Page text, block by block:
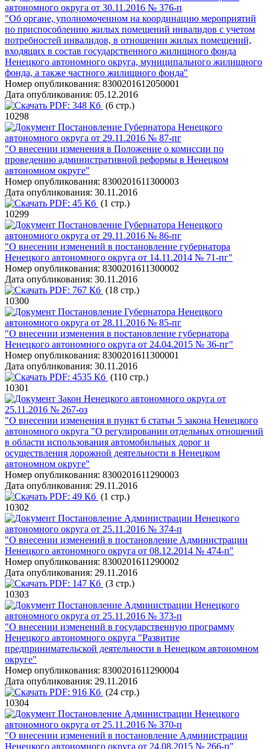
автономного округа от 30.11.2016 № 376-п
"Об органе, уполномоченном на координацию мероприятий
по приспособлению жилых помещений инвалидов с учетом
потребностей инвалидов, в отношении жилых помещений,
входящих в состав государственного жилищного фонда
Ненецкого автономного округа, муниципального жилищного
фонда, а также частного жилищного фонда"
Номер опубликования: 8300201612050001
Дата опубликования: 05.12.2016
PDF: 348 Кб (6 стр.)
10298
Постановление Губернатора Ненецкого
автономного округа от 29.11.2016 № 87-пг
"О внесении изменения в Положение о комиссии по
проведению административной реформы в Ненецком
автономном округе"
Номер опубликования: 8300201611300003
Дата опубликования: 30.11.2016
PDF: 45 Кб (1 стр.)
10299
Постановление Губернатора Ненецкого
автономного округа от 29.11.2016 № 86-пг
"О внесении изменений в постановление губернатора
Ненецкого автономного округа от 14.11.2014 № 71-пг"
Номер опубликования: 8300201611300002
Дата опубликования: 30.11.2016
PDF: 767 Кб (18 стр.)
10300
Постановление Губернатора Ненецкого
автономного округа от 28.11.2016 № 85-пг
"О внесении изменения в постановление губернатора
Ненецкого автономного округа от 24.04.2015 № 36-пг"
Номер опубликования: 8300201611300001
Дата опубликования: 30.11.2016
PDF: 4535 Кб (110 стр.)
10301
Закон Ненецкого автономного округа от
25.11.2016 № 267-оз
"О внесении изменения в пункт 6 статьи 5 закона Ненецкого
автономного округа "О регулировании отдельных отношений
в области использования автомобильных дорог и
осуществления дорожной деятельности в Ненецком
автономном округе"
Номер опубликования: 8300201611290003
Дата опубликования: 29.11.2016
PDF: 49 Кб (1 стр.)
10302
Постановление Администрации Ненецкого
автономного округа от 25.11.2016 № 374-п
"О внесении изменений в постановление Администрации
Ненецкого автономного округа от 08.12.2014 № 474-п"
Номер опубликования: 8300201611290002
Дата опубликования: 29.11.2016
PDF: 147 Кб (3 стр.)
10303
Постановление Администрации Ненецкого
автономного округа от 25.11.2016 № 373-п
"О внесении изменений в государственную программу
Ненецкого автономного округа "Развитие
предпринимательской деятельности в Ненецком автономном
округе"
Номер опубликования: 8300201611290004
Дата опубликования: 29.11.2016
PDF: 916 Кб (24 стр.)
10304
Постановление Администрации Ненецкого
автономного округа от 25.11.2016 № 370-п
"О внесении изменений в постановление Администрации
Ненецкого автономного округа от 24.08.2015 № 266-п"